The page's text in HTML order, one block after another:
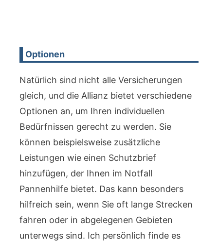
Optionen
Natürlich sind nicht alle Versicherungen
gleich, und die Allianz bietet verschiedene
Optionen an, um Ihren individuellen
Bedürfnissen gerecht zu werden. Sie
können beispielsweise zusätzliche
Leistungen wie einen Schutzbrief
hinzufügen, der Ihnen im Notfall
Pannenhilfe bietet. Das kann besonders
hilfreich sein, wenn Sie oft lange Strecken
fahren oder in abgelegenen Gebieten
unterwegs sind. Ich persönlich finde es